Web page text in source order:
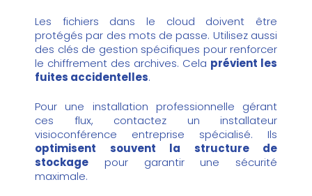
Les fichiers dans le cloud doivent être
protégés par des mots de passe. Utilisez aussi
des clés de gestion spécifiques pour renforcer
le chiffrement des archives. Cela prévient les
fuites accidentelles.
Pour une installation professionnelle gérant
ces flux, contactez un installateur
visioconférence entreprise spécialisé. Ils
optimisent souvent la structure de
stockage pour garantir une sécurité
maximale.